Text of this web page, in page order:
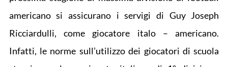
americano si assicurano i servigi di Guy Joseph
Ricciardulli, come giocatore italo – americano.
Infatti, le norme sull’utilizzo dei giocatori di scuola